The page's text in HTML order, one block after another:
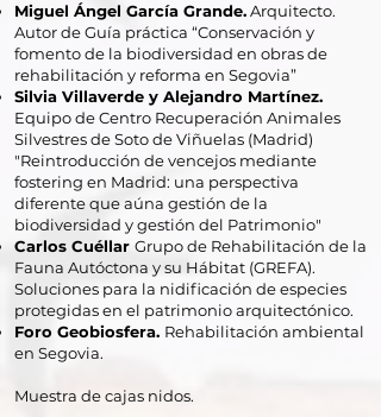
Miguel Ángel García Grande.Arquitecto.
Autor de Guía práctica “Conservación y
fomento de la biodiversidad en obras de
rehabilitación y reforma en Segovia”
Silvia Villaverde y Alejandro Martínez.
Equipo de Centro Recuperación Animales
Silvestres de Soto de Viñuelas (Madrid)
"Reintroducción de vencejos mediante
fostering en Madrid: una perspectiva
diferente que aúna gestión de la
biodiversidad y gestión del Patrimonio"
Carlos Cuéllar Grupo de Rehabilitación de la
Fauna Autóctona y su Hábitat (GREFA).
Soluciones para la nidificación de especies
protegidas en el patrimonio arquitectónico.
Foro Geobiosfera. Rehabilitación ambiental
en Segovia.
Muestra de cajas nidos.